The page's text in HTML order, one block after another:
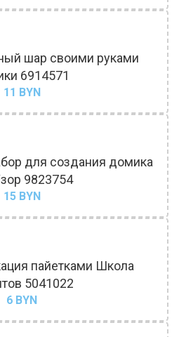
шар своими руками
6914571
11 BYN
для создания домика
9823754
15BYN
пайетками Школа
5041022
6 BYN